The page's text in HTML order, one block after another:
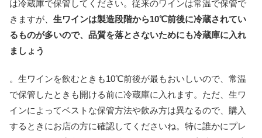
は冷蔵庫で保管してください。従来のワインは常温で保管で
きますが、 生ワインは製造段階から10℃前後に冷蔵されてい
るものが多いので、品質を落とさないためにも冷蔵庫に入れ
ましょう
。生ワインを飲むときも10℃前後が最もおいしいので、常温
で保管したときも開ける前に冷蔵庫に入れます。ただ、生ワ
インによってベストな保管方法や飲み方は異なるので、購入
するときにお店の方に確認してくださいね。特に誰かにプレ